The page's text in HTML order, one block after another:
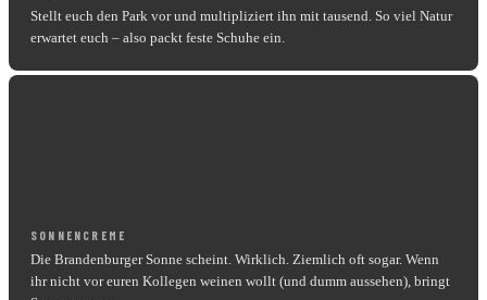
Stellt euch den Park vor und multipliziert ihn mit tausend. So viel Natur
erwartet euch – also packt feste Schuhe ein.
SONNENCREME
Die Brandenburger Sonne scheint. Wirklich. Ziemlich oft sogar. Wenn
ihr nicht vor euren Kollegen weinen wollt (und dumm aussehen), bringt